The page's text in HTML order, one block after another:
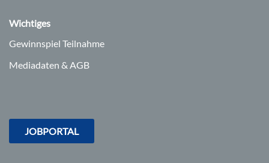
Wichtiges
Gewinnspiel Teilnahme
Mediadaten & AGB
JOBPORTAL